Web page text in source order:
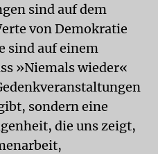
sind auf dem
von Demokratie
sind auf einem
»Niemals wieder«
sondern eine
die uns zeigt,